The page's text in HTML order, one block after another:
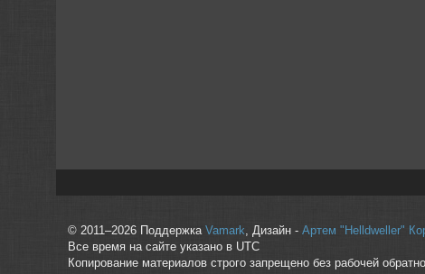
© 2011–2026 Поддержка Vamark , Дизайн - Артем "Helldweller"
Все время на сайте указано в UTC
Копирование материалов строго запрещено без рабочей